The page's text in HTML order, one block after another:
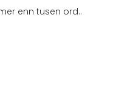
enn tusen ord..